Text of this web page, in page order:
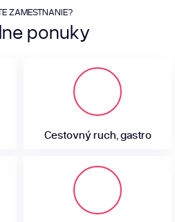
ZAMESTNANIE?
ponuky
Cestovný ruch, gastro